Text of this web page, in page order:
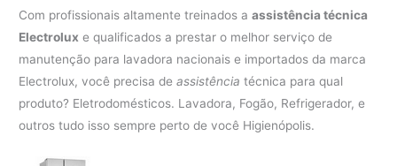
Com profissionais altamente treinados aassistência técnica
Electrolux e qualificados a prestar o melhor serviço de
manutenção para lavadora nacionais e importados da marca
Electrolux, você precisa deassistência técnica para qual
produto? Eletrodomésticos. Lavadora, Fogão, Refrigerador, e
outros tudo isso sempre perto de você Higienópolis.